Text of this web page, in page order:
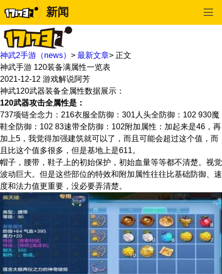
新闻
神武2手游（news） > 最新文章> 正文
神武手游 120装备满属性一览表
2021-12-12 游戏解说阿芳
神武120武器装备全属性数据展示：
120武器攻击全属性是：
737项链全念力：216衣服全防御：301人头全防御：102 930魔
鞋全防御：102 83速带全防御：102附加属性：加起来是46，再
加上5，我觉得加强建筑就可以了，而且可能会超过这个值，而
且比这个值多很多，但是基地上是611。
帽子，腰带，鞋子上的初始保护，初始血量等等都不清楚。视觉
波动巨大。但是这些部位的特效和附加属性往往比基础防御、速
度和法力值更重要，没必要弄清楚。